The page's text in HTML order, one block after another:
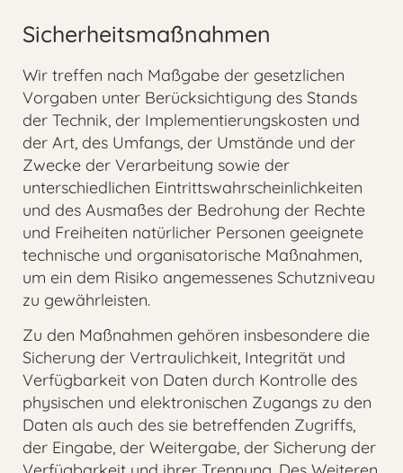
Sicherheitsmaßnahmen
Wir treffen nach Maßgabe der gesetzlichen
Vorgaben unter Berücksichtigung des Stands
der Technik, der Implementierungskosten und
der Art, des Umfangs, der Umstände und der
Zwecke der Verarbeitung sowie der
unterschiedlichen Eintrittswahrscheinlichkeiten
und des Ausmaßes der Bedrohung der Rechte
und Freiheiten natürlicher Personen geeignete
technische und organisatorische Maßnahmen,
um ein dem Risiko angemessenes Schutzniveau
zu gewährleisten.
Zu den Maßnahmen gehören insbesondere die
Sicherung der Vertraulichkeit, Integrität und
Verfügbarkeit von Daten durch Kontrolle des
physischen und elektronischen Zugangs zu den
Daten als auch des sie betreffenden Zugriffs,
der Eingabe, der Weitergabe, der Sicherung der